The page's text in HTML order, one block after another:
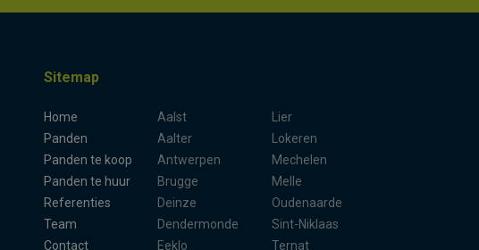
Sitemap
Home
Panden
Panden te koop
Panden te huur
Referenties
Team
Contact
Aalst
Aalter
Antwerpen
Brugge
Deinze
Dendermonde
Eeklo
Lier
Lokeren
Mechelen
Melle
Oudenaarde
Sint-Niklaas
Ternat